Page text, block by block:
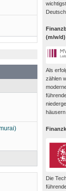
(m/w/d)
Als
zählen
häusern
Die